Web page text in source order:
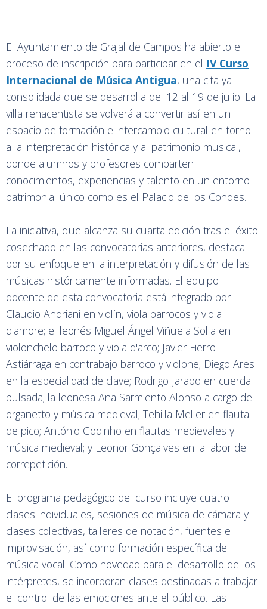
El Ayuntamiento de Grajal de Campos ha abierto el
proceso de inscripción para participar en el IV Curso
Internacional de Música Antigua, una cita ya
consolidada que se desarrolla del 12 al 19 de julio. La
villa renacentista se volverá a convertir así en un
espacio de formación e intercambio cultural en torno
a la interpretación histórica y al patrimonio musical,
donde alumnos y profesores comparten
conocimientos, experiencias y talento en un entorno
patrimonial único como es el Palacio de los Condes.
La iniciativa, que alcanza su cuarta edición tras el éxito
cosechado en las convocatorias anteriores, destaca
por su enfoque en la interpretación y difusión de las
músicas históricamente informadas. El equipo
docente de esta convocatoria está integrado por
Claudio Andriani en violín, viola barrocos y viola
d'amore; el leonés Miguel Ángel Viñuela Solla en
violonchelo barroco y viola d'arco; Javier Fierro
Astiárraga en contrabajo barroco y violone; Diego Ares
en la especialidad de clave; Rodrigo Jarabo en cuerda
pulsada; la leonesa Ana Sarmiento Alonso a cargo de
organetto y música medieval; Tehilla Meller en flauta
de pico; António Godinho en flautas medievales y
música medieval; y Leonor Gonçalves en la labor de
correpetición.
El programa pedagógico del curso incluye cuatro
clases individuales, sesiones de música de cámara y
clases colectivas, talleres de notación, fuentes e
improvisación, así como formación específica de
música vocal. Como novedad para el desarrollo de los
intérpretes, se incorporan clases destinadas a trabajar
el control de las emociones ante el público. Las